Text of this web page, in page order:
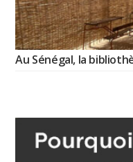
Au Sénégal, la